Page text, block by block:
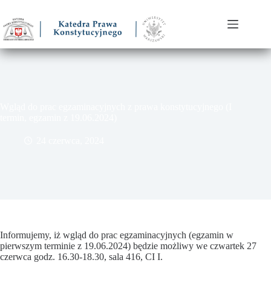
treści
Informujemy, iż wgląd do prac egzaminacyjnych (egzamin w
pierwszym terminie z 19.06.2024) będzie możliwy we czwartek 27
czerwca godz. 16.30-18.30, sala 416, CI I.